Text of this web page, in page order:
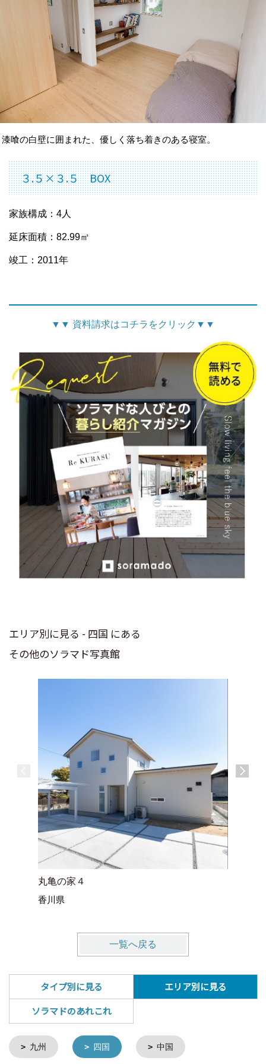
漆喰の白壁に囲まれた、優しく落ち着きのある寝室。
３.５×３.５ BOX
家族構成：4人
延床面積：82.99㎡
竣工：2011年
▼ ▼ 資料請求はコチラをクリック ▼ ▼
エリア別に見る - 四国 にある
その他のソラマド写真館
丸亀の家４
香川県
一覧へ戻る
タイプ別に見る
エリア別に見る
ソラマドのあれこれ
九州 四国 中国